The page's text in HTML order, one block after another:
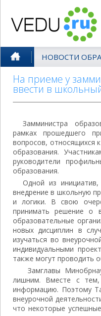
НОВОСТИ
На приеме у
ввести в
Замминистра
рамках прошедшего
вопросов, относящихся
образования.
руководители
образования.
Одной из
внедрение в школьную
и логики. В свою
принимать решение о
образовательные
новых дисциплин в
изучаться во
индивидуальными
также могут проводить
Замглавы
лишним. Вместе с
информацию. Поэтому
внеурочной
что некоторые